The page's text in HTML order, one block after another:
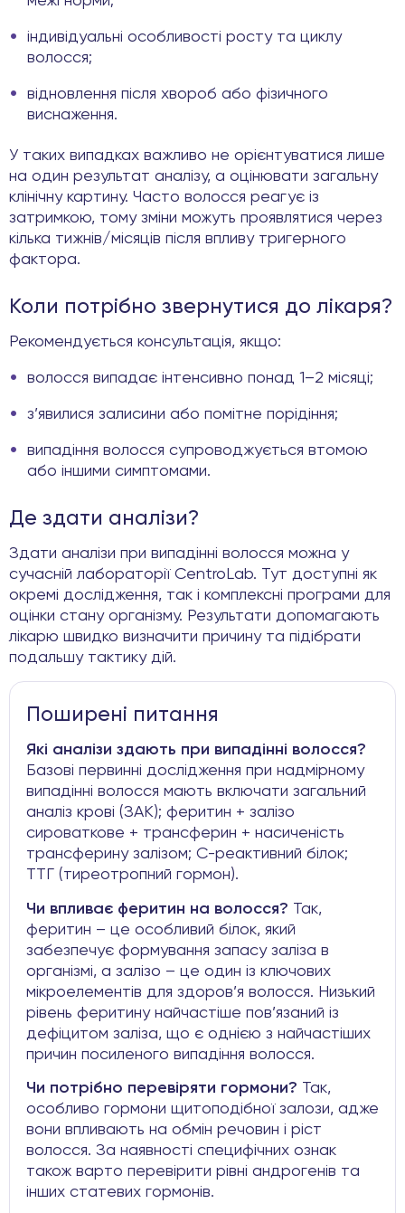
індивідуальні особливості росту та циклу
волосся;
відновлення після хвороб або фізичного
виснаження.
У таких випадках важливо не орієнтуватися лише
на один результат аналізу, а оцінювати загальну
клінічну картину. Часто волосся реагує із
затримкою, тому зміни можуть проявлятися через
кілька тижнів/місяців після впливу тригерного
фактора.
Коли потрібно звернутися до лікаря?
Рекомендується консультація, якщо:
волосся випадає інтенсивно понад 1–2 місяці;
з’явилися залисини або помітне порідіння;
випадіння волосся супроводжується втомою
або іншими симптомами.
Де здати аналізи?
Здати аналізи при випадінні волосся можна у
сучасній лабораторії CentroLab. Тут доступні як
окремі дослідження, так і комплексні програми для
оцінки стану організму. Результати допомагають
лікарю швидко визначити причину та підібрати
подальшу тактику дій.
Поширені питання
Які аналізи здають при випадінні волосся?
Базові первинні дослідження при надмірному
випадінні волосся мають включати загальний
аналіз крові (ЗАК); феритин + залізо
сироваткове + трансферин + насиченість
трансферину залізом; С-реактивний білок;
ТТГ (тиреотропний гормон).
Чи впливає феритин на волосся? Так,
феритин – це особливий білок, який
забезпечує формування запасу заліза в
організмі, а залізо – це один із ключових
мікроелементів для здоров’я волосся. Низький
рівень феритину найчастіше пов’язаний із
дефіцитом заліза, що є однією з найчастіших
причин посиленого випадіння волосся.
Чи потрібно перевіряти гормони? Так,
особливо гормони щитоподібної залози, адже
вони впливають на обмін речовин і ріст
волосся. За наявності специфічних ознак
також варто перевірити рівні андрогенів та
інших статевих гормонів.